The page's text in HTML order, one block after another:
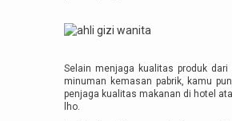
Selain menjaga kualitas produk dari
minuman kemasan pabrik, kamu
penjaga kualitas makanan di hotel
lho.